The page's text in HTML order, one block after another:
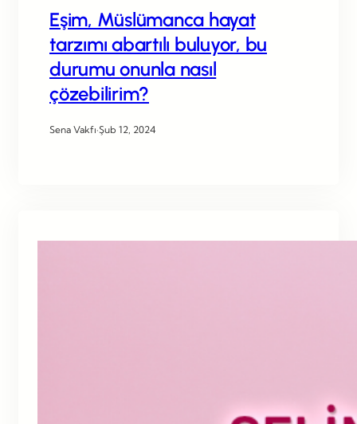
Eşim, Müslümanca hayat
tarzımı abartılı buluyor, bu
durumu onunla nasıl
çözebilirim?
Sena Vakfı·Şub 12, 2024